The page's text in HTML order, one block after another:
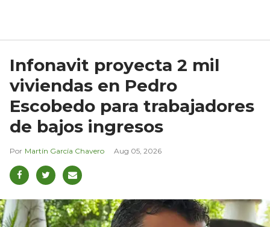
Infonavit proyecta 2 mil
viviendas en Pedro
Escobedo para trabajadores
de bajos ingresos
Martín García Chavero Aug 05, 2026